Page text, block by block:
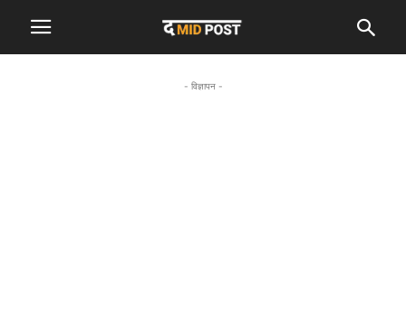
- विज्ञापन -